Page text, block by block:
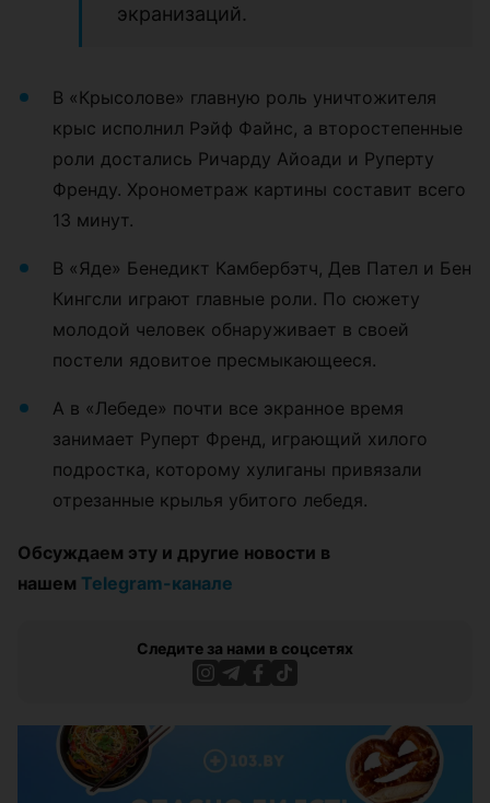
экранизаций.
В «Крысолове» главную роль уничтожителя
крыс исполнил Рэйф Файнс, а второстепенные
роли достались Ричарду Айоади и Руперту
Френду. Хронометраж картины составит всего
13 минут.
В «Яде» Бенедикт Камбербэтч, Дев Пател и Бен
Кингсли играют главные роли. По сюжету
молодой человек обнаруживает в своей
постели ядовитое пресмыкающееся.
А в «Лебеде» почти все экранное время
занимает Руперт Френд, играющий хилого
подростка, которому хулиганы привязали
отрезанные крылья убитого лебедя.
Обсуждаем эту и другие новости в
нашем Telegram-канале
Следите за нами в соцсетях